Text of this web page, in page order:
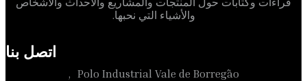
والأشياء التي نحبها.
اتصل بنا
Polo Industrial Vale de Borregão,